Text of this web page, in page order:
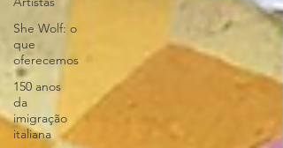
She Wolf: o
que
oferecemos
150 anos
da
imigração
italiana